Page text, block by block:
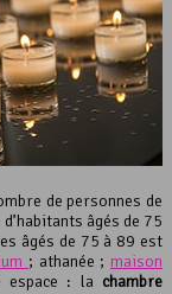
de personnes de
âgés de 75
âgés de 75 à 89 est
; athanée ; maison
espace : la chambre